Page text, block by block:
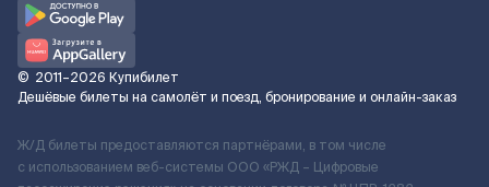
© 2011–2026 Купибилет
Дешёвые билеты на самолёт и поезд, бронирование и онлайн-заказ
Ж/Д билеты предоставляются партнёрами, в том числе
с использованием веб-системы ООО «РЖД – Цифровые